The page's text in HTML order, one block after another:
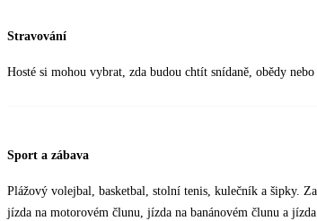
Stravování
Hosté si mohou vybrat, zda budou chtít snídaně, obědy nebo
Sport a zábava
Plážový volejbal, basketbal, stolní tenis, kulečník a šipky.
jízda na motorovém člunu, jízda na banánovém člunu a